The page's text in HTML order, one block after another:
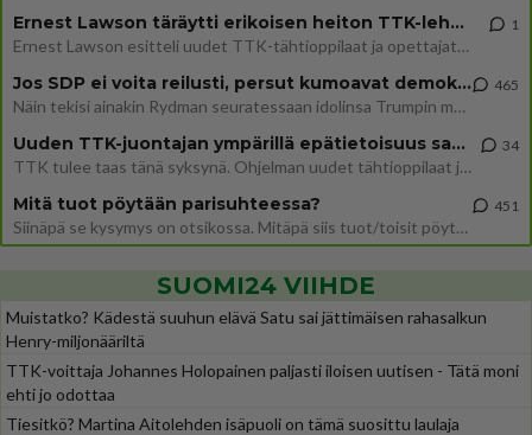
Ernest Lawson täräytti erikoisen heiton TTK-lehdistötilaisuudessa: " Onko tässä tarkoituksena...?"
Ernest Lawson esitteli uudet TTK-tähtioppilaat ja opettajat torstaina 6.8. lehdistölle. Tulevalla kaudella on yksi hausk
1
Jos SDP ei voita reilusti, persut kumoavat demokratian Suomesta
Näin tekisi ainakin Rydman seuratessaan idolinsa Trumpin mallia https://www.is.fi/politiikka/art-2000012187244.html
465
Uuden TTK-juontajan ympärillä epätietoisuus sakenee - Nyt MTV hämmentää soppaa
TTK tulee taas tänä syksynä. Ohjelman uudet tähtioppilaat julkistetaan torstaina 6. elokuuta klo 14 alkavassa lehdistö
34
Mitä tuot pöytään parisuhteessa?
Siinäpä se kysymys on otsikossa. Mitäpä siis tuot/toisit pöytään parisuhteessa? Oletko mies vai nainen? Koetko sen mitä
451
SUOMI24 VIIHDE
Muistatko? Kädestä suuhun elävä Satu sai jättimäisen rahasalkun
Henry-miljonääriltä
TTK-voittaja Johannes Holopainen paljasti iloisen uutisen - Tätä moni
ehti jo odottaa
Tiesitkö? Martina Aitolehden isäpuoli on tämä suosittu laulaja